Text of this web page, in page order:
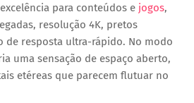
para conteúdos e jogos,
, resolução 4K, pretos
de resposta ultra-rápido. No modo
uma sensação de espaço aberto,
etéreas que parecem flutuar no